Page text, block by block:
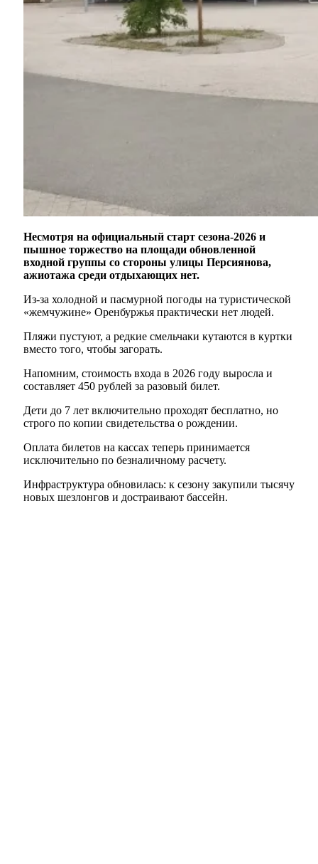
Несмотря на официальный старт сезона-2026 и
пышное торжество на площади обновленной
входной группы со стороны улицы Персиянова,
ажиотажа среди отдыхающих нет.
Из-за холодной и пасмурной погоды на туристической
«жемчужине» Оренбуржья практически нет людей.
Пляжи пустуют, а редкие смельчаки кутаются в куртки
вместо того, чтобы загорать.
Напомним, стоимость входа в 2026 году выросла и
составляет 450 рублей за разовый билет.
Дети до 7 лет включительно проходят бесплатно, но
строго по копии свидетельства о рождении.
Оплата билетов на кассах теперь принимается
исключительно по безналичному расчету.
Инфраструктура обновилась: к сезону закупили тысячу
новых шезлонгов и достраивают бассейн.